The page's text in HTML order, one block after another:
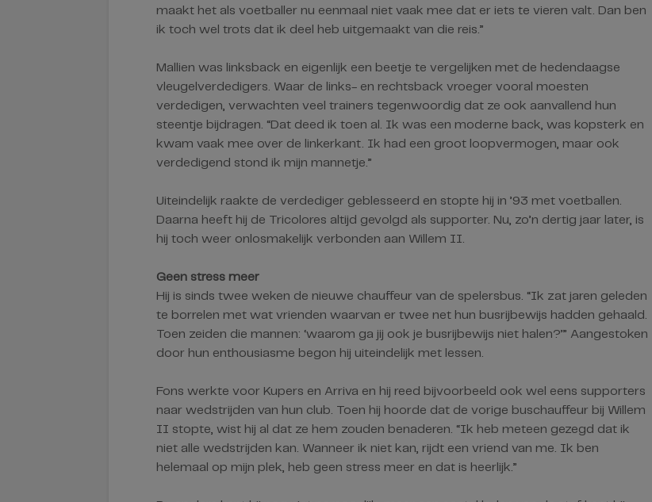
maakt het als voetballer nu eenmaal niet vaak mee dat er iets te vieren valt. Dan ben
ik toch wel trots dat ik deel heb uitgemaakt van die reis.”
Mallien was linksback en eigenlijk een beetje te vergelijken met de hedendaagse
vleugelverdedigers. Waar de links- en rechtsback vroeger vooral moesten
verdedigen, verwachten veel trainers tegenwoordig dat ze ook aanvallend hun
steentje bijdragen. “Dat deed ik toen al. Ik was een moderne back, was kopsterk en
kwam vaak mee over de linkerkant. Ik had een groot loopvermogen, maar ook
verdedigend stond ik mijn mannetje.”
Uiteindelijk raakte de verdediger geblesseerd en stopte hij in ’93 met voetballen.
Daarna heeft hij de Tricolores altijd gevolgd als supporter. Nu, zo’n dertig jaar later, is
hij toch weer onlosmakelijk verbonden aan Willem II.
Geen stress meer
Hij is sinds twee weken de nieuwe chauffeur van de spelersbus. “Ik zat jaren geleden
te borrelen met wat vrienden waarvan er twee net hun busrijbewijs hadden gehaald.
Toen zeiden die mannen: ‘waarom ga jij ook je busrijbewijs niet halen?’” Aangestoken
door hun enthousiasme begon hij uiteindelijk met lessen.
Fons werkte voor Kupers en Arriva en hij reed bijvoorbeeld ook wel eens supporters
naar wedstrijden van hun club. Toen hij hoorde dat de vorige buschauffeur bij Willem
II stopte, wist hij al dat ze hem zouden benaderen. “Ik heb meteen gezegd dat ik
niet alle wedstrijden kan. Wanneer ik niet kan, rijdt een vriend van me. Ik ben
helemaal op mijn plek, heb geen stress meer en dat is heerlijk.”